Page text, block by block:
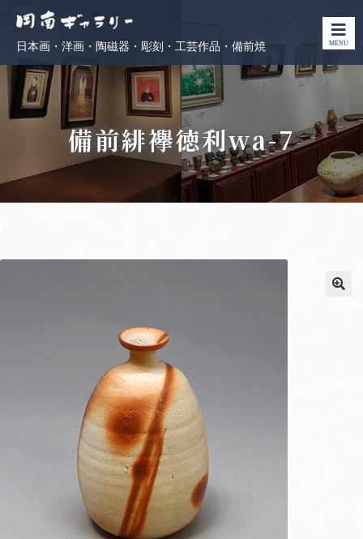
日本画・洋画・陶磁器・彫刻・工芸作品・備前焼 MENU
備前緋襷徳利wa-7